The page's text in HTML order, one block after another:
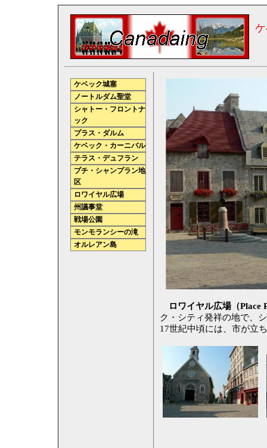
ロワイヤル広場（Place
ク・シティ発祥の地で、
17世紀中頃には、市が立
ケベック城塞
ノートルダム聖堂
シャトー・フロントナ
ック
プラス・ダルム
ケベック・カーニバル
テラス・デュフラン
プチ・シャンプラン地
区
ロワイヤル広場
州議事堂
戦場公園
モンモランシーの滝
オルレアン島